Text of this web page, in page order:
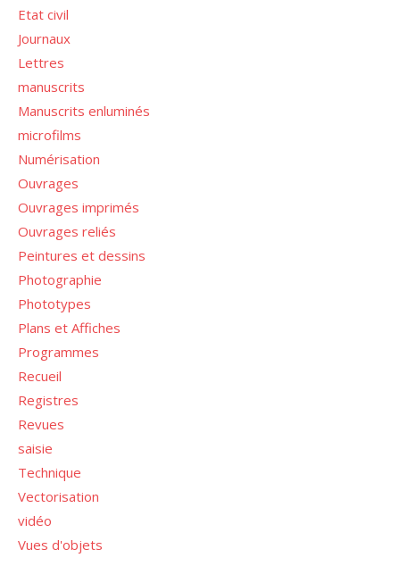
Etat civil
Journaux
Lettres
manuscrits
Manuscrits enluminés
microfilms
Numérisation
Ouvrages
Ouvrages imprimés
Ouvrages reliés
Peintures et dessins
Photographie
Phototypes
Plans et Affiches
Programmes
Recueil
Registres
Revues
saisie
Technique
Vectorisation
vidéo
Vues d'objets